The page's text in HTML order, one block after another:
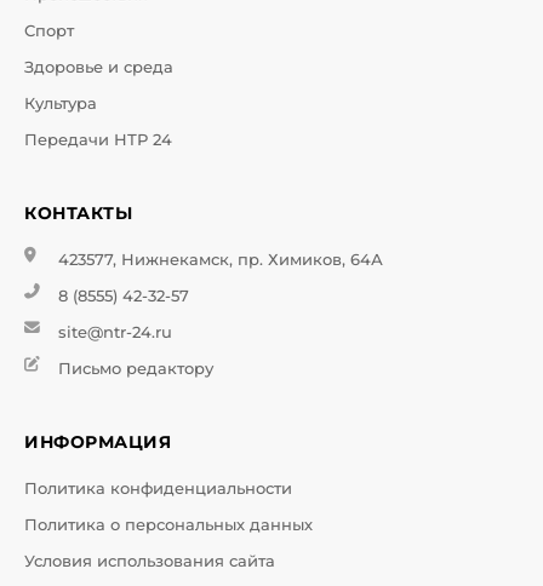
Спорт
Здоровье и среда
Культура
Передачи НТР 24
КОНТАКТЫ
423577, Нижнекамск, пр. Химиков, 64А
8 (8555) 42-32-57
site@ntr-24.ru
Письмо редактору
ИНФОРМАЦИЯ
Политика конфиденциальности
Политика о персональных данных
Условия использования сайта